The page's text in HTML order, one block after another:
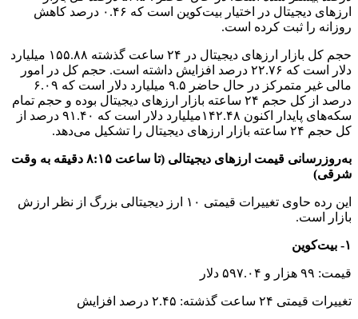
قیمت: ۳.۰۸ دلار
تغییرات قیمتی ۲۴ ساعت گذشته: ۹.۹۵ درصد افزایش
تغییرات قیمتی یک هفته اخیر: ۳۰.۵۹ درصد افزایش
۴- تتر
قیمت: ۰.۹۹۹۸ دلار
تغییرات قیمتی یک هفته اخیر: ۰.۰۲ درصد افزایش
۵- بایننس
قیمت: ۷۰۹.۸۷ دلار
تغییرات قیمتی ۲۴ ساعت گذشته: ۱.۲۲ درصد افزایش